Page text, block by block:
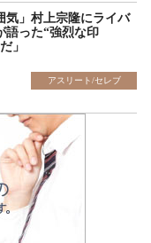
気」村上宗隆にライバ
った“強烈な印
」
アスリート/セレブ